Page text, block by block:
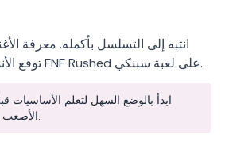
انتبه إلى التسلسل بأكمله. معرفة
توقع الأنماط المعقدة في FNF Rushed على لعبة سبنكي.
ابدأ بالوضع السهل لتعلم الأساسيات
الأصعب على لعبة سبنكي.